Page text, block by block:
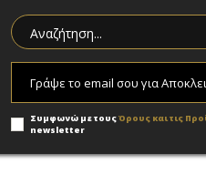
Συμφωνώ με τουςΌρους και τις
newsletter